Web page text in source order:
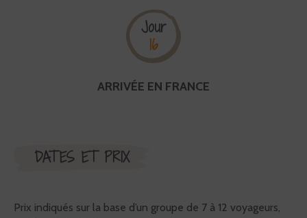
Jour
16
ARRIVÉE EN FRANCE
DATES ET PRIX
Prix indiqués sur la base d’un groupe de 7 à 12 voyageurs,